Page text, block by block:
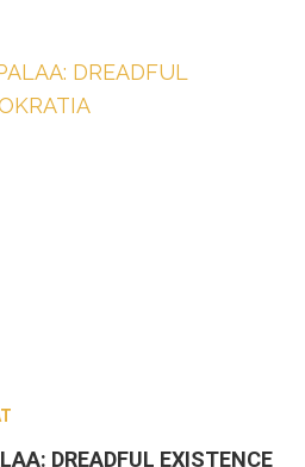
DREADFUL EXISTENCE